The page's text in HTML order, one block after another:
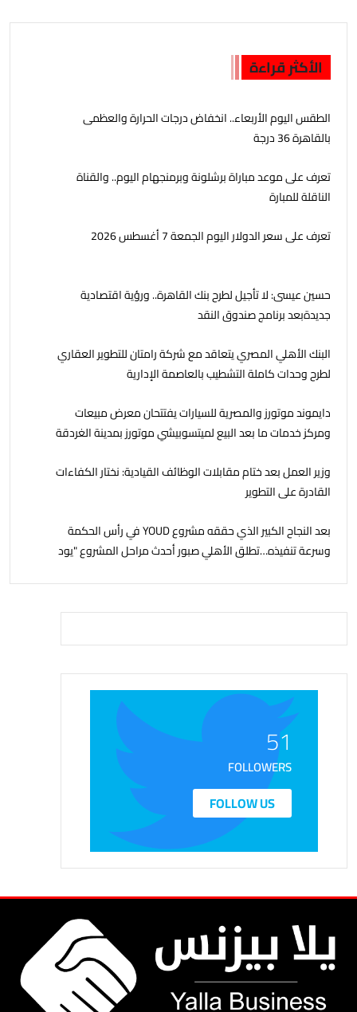
الأكثر قراءة
الطقس اليوم الأربعاء.. انخفاض درجات الحرارة والعظمى
بالقاهرة 36 درجة
تعرف على موعد مباراة برشلونة وبرمنجهام اليوم.. والقناة
الناقلة للمبارة
تعرف على سعر الدولار اليوم الجمعة 7 أغسطس 2026
حسين عيسى: لا تأجيل لطرح بنك القاهرة.. ورؤية اقتصادية
جديدةبعد برنامج صندوق النقد
البنك الأهلي المصري يتعاقد مع شركة رامتان للتطوير العقاري
لطرح وحدات كاملة التشطيب بالعاصمة الإدارية
دايموند موتورز والمصرية للسيارات يفتتحان معرض مبيعات
ومركز خدمات ما بعد البيع لميتسوبيشي موتورز بمدينة الغردقة
وزير العمل بعد ختام مقابلات الوظائف القيادية: نختار الكفاءات
القادرة على التطوير
بعد النجاح الكبير الذي حققه مشروع YOUD في رأس الحكمة
وسرعة تنفيذه…تطلق الأهلي صبور أحدث مراحل المشروع "يود
51
FOLLOWERS
FOLLOW US